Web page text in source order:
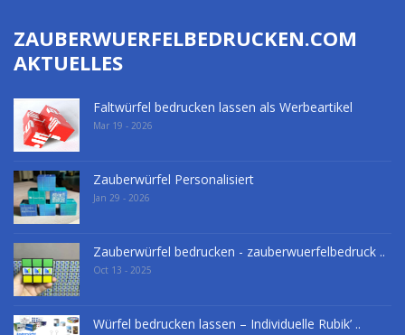
ZAUBERWUERFELBEDRUCKEN.COM
AKTUELLES
Faltwürfel bedrucken lassen als Werbeartikel
Mar 19 - 2026
Zauberwürfel Personalisiert
Jan 29 - 2026
Zauberwürfel bedrucken - zauberwuerfelbedruck ..
Oct 13 - 2025
Würfel bedrucken lassen – Individuelle Rubik’ ..